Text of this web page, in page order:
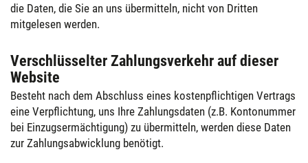
die Daten, die Sie an uns übermitteln, nicht von Dritten
mitgelesen werden.
Verschlüsselter Zahlungsverkehr auf dieser
Website
Besteht nach dem Abschluss eines kostenpflichtigen Vertrags
eine Verpflichtung, uns Ihre Zahlungsdaten (z.B. Kontonummer
bei Einzugsermächtigung) zu übermitteln, werden diese Daten
zur Zahlungsabwicklung benötigt.